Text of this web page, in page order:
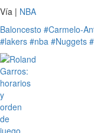
Vía | NBA
Baloncesto #Carmelo-
#lakers #nba #Nuggets